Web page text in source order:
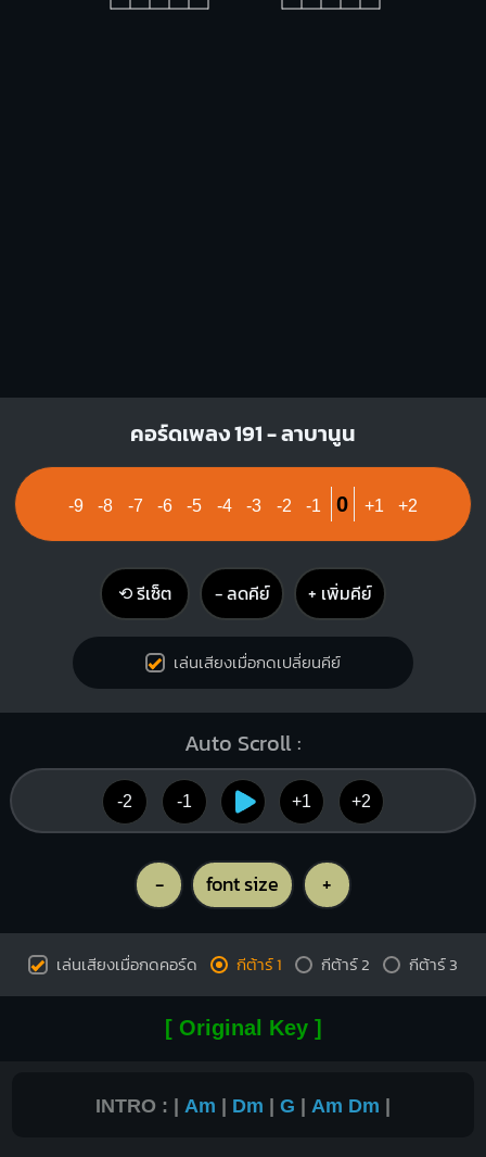
คอร์ดเพลง 191 - ลาบานูน
-9 -8 -7 -6 -5 -4 -3 -2 -1 0 +1 +2
⟲ รีเซ็ต − ลดคีย์ + เพิ่มคีย์
เล่นเสียงเมื่อกดเปลี่ยนคีย์
Auto Scroll :
-2 -1 +1 +2
- font size +
เล่นเสียงเมื่อกดคอร์ด กีต้าร์ 1 กีต้าร์ 2 กีต้าร์ 3
[ Original Key ]
INTRO : | Am | Dm | G | Am Dm |